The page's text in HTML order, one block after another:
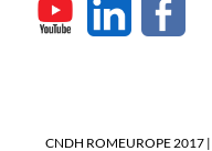
CNDH ROMEUROPE 2017 |